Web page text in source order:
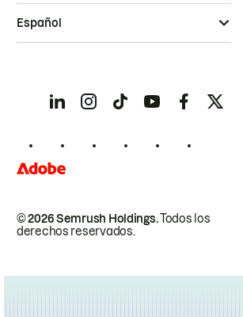
© 2026 Semrush Holdings.Todos los
derechos reservados.
Español